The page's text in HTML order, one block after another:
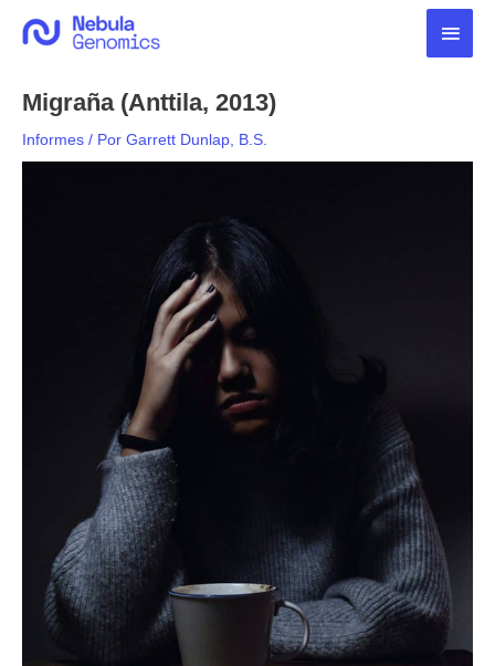
Migraña (Anttila, 2013)
Informes / Por Garrett Dunlap, B.S.